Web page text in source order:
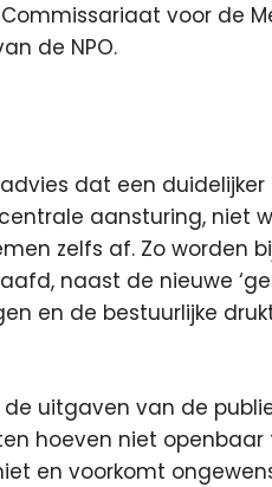
voor de
de NPO.
dat een
aansturing, niet
zelfs af. Zo worden
naast de nieuwe
en de bestuurlijke
uitgaven van de
hoeven niet
en voorkomt